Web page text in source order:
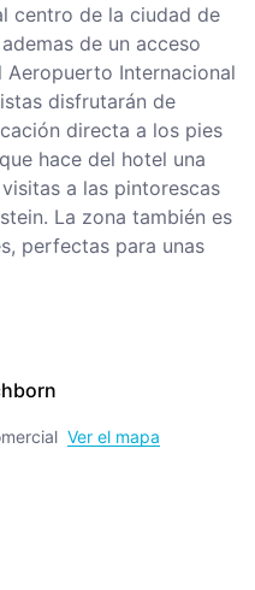
Ver el mapa
centro de la ciudad de
de un acceso
Internacional
disfrutarán de
directa a los pies
hace del hotel una
a las pintorescas
La zona también es
perfectas para unas